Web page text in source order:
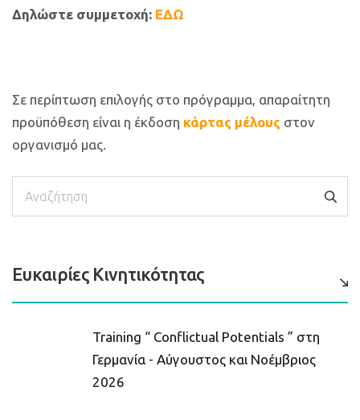
Δηλώστε συμμετοχή: ΕΔΩ
Σε περίπτωση επιλογής στο πρόγραμμα, απαραίτητη
προϋπόθεση είναι η έκδοση κάρτας μέλους στον
οργανισμό μας.
Ευκαιρίες Κινητικότητας
Training “ Conflictual Potentials ” στη
Γερμανία - Αύγουστος και Νοέμβριος
2026